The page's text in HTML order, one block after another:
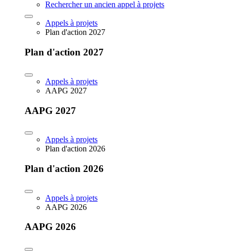
Rechercher un ancien appel à projets
Appels à projets
Plan d'action 2027
Plan d'action 2027
Appels à projets
AAPG 2027
AAPG 2027
Appels à projets
Plan d'action 2026
Plan d'action 2026
Appels à projets
AAPG 2026
AAPG 2026